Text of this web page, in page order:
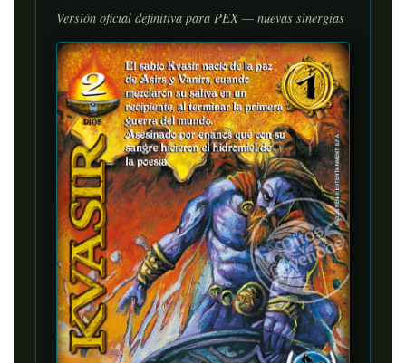
Versión oficial definitiva para PEX — nuevas sinergias